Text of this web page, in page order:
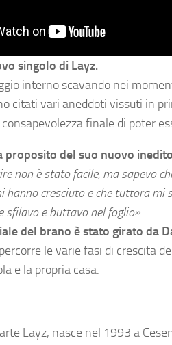
singolo di Layz.
interno scavando nei
citati vari aneddoti vissuti in
finale di poter
proposito del suo nuovo inedito
non è stato facile, ma sapevo
hanno cresciuto e che tuttora mi
sfilavo e buttavo nel foglio».
del brano è stato girato da
le varie fasi di crescita
e la propria casa.
Layz, nasce nel 1993 a